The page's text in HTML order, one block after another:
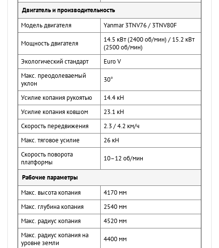
Двигатель и производительность
Модель двигателя
Yanmar 3TNV76 / 3TNV80F
Мощность двигателя
14.5 кВт (2400 об/мин) / 15.2 кВт
(2500 об/мин)
Экологический стандарт
Euro V
Макс. преодолеваемый
уклон
30°
Усилие копания рукоятью
14.4 кН
Усилие копания ковшом
23.1 кН
Скорость передвижения
2.3 / 4.2 км/ч
Макс. тяговое усилие
26 кН
Скорость поворота
платформы
10–12 об/мин
Рабочие параметры
Макс. высота копания
4170 мм
Макс. глубина копания
2540 мм
Макс. радиус копания
4520 мм
Макс. радиус копания на
уровне земли
4400 мм